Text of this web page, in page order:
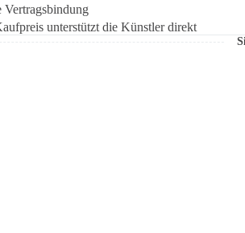
Vertragsbindung
unterstützt die Künstler direkt